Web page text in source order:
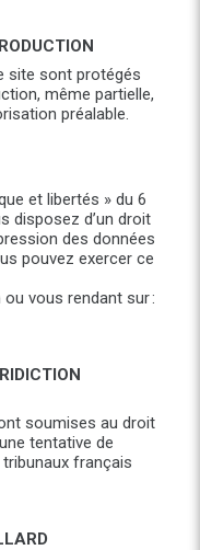
site sont protégés
même partielle,
préalable.
et libertés » du 6
disposez d’un droit
des données
pouvez exercer ce
vous rendant sur :
soumises au droit
tentative de
français